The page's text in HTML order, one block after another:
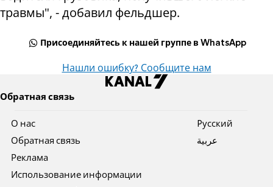
травмы", - добавил фельдшер.
Присоединяйтесь к нашей группе в WhatsApp
Нашли ошибку? Сообщите нам
Обратная связь
О нас
Обратная связь
Реклама
Использование информации
Pусский
عربية